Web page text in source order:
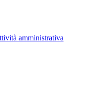
amministrativa